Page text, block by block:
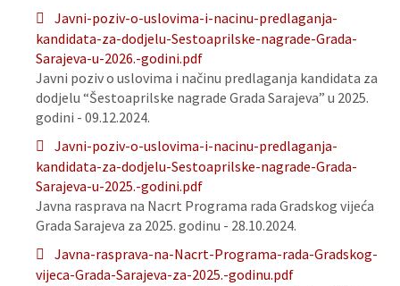
Javni-poziv-o-uslovima-i-nacinu-predlaganja-
kandidata-za-dodjelu-Sestoaprilske-nagrade-Grada-
Sarajeva-u-2026.-godini.pdf
Javni poziv o uslovima i načinu predlaganja kandidata za
dodjelu “Šestoaprilske nagrade Grada Sarajeva” u 2025.
godini - 09.12.2024.
Javni-poziv-o-uslovima-i-nacinu-predlaganja-
kandidata-za-dodjelu-Sestoaprilske-nagrade-Grada-
Sarajeva-u-2025.-godini.pdf
Javna rasprava na Nacrt Programa rada Gradskog vijeća
Grada Sarajeva za 2025. godinu - 28.10.2024.
Javna-rasprava-na-Nacrt-Programa-rada-Gradskog-
vijeca-Grada-Sarajeva-za-2025.-godinu.pdf